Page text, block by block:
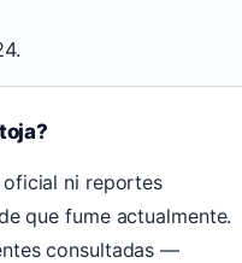
ni reportes
que fume actualmente.
consultadas —